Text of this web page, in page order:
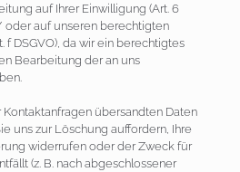
auf Ihrer Einwilligung (Art. 6
oder auf unseren berechtigten
f DSGVO), da wir ein berechtigtes
Bearbeitung der an uns
Kontaktanfragen übersandten Daten
uns zur Löschung auffordern, Ihre
widerrufen oder der Zweck für
(z. B. nach abgeschlossener